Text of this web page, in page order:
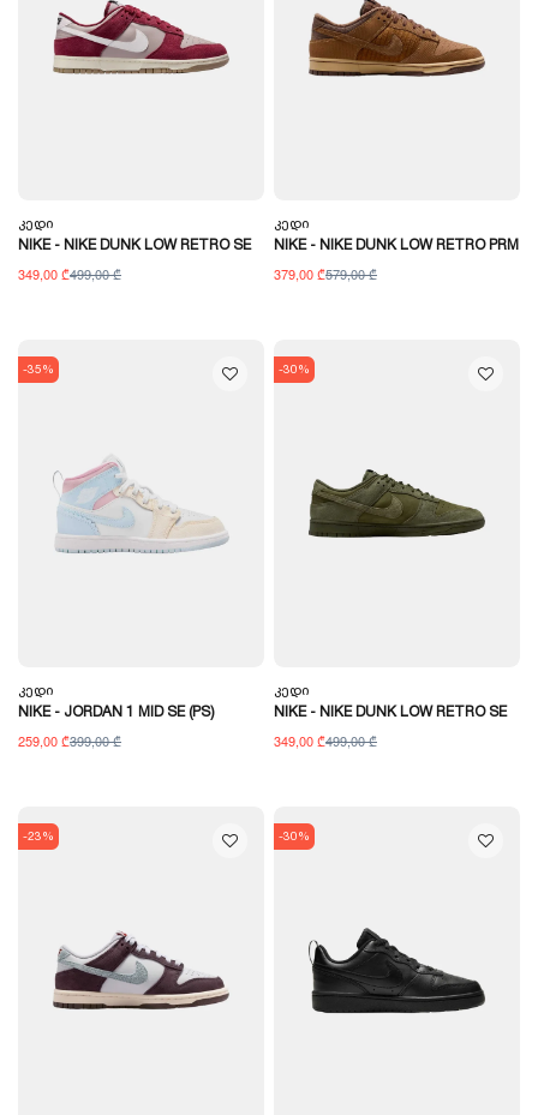
Კედი
NIKE - NIKE DUNK LOW RETRO SE
349,00 ₾499,00 ₾
Კედი
NIKE - NIKE DUNK LOW RETRO PRM
379,00 ₾579,00 ₾
-35%
Კედი
NIKE - JORDAN 1 MID SE (PS)
259,00 ₾399,00 ₾
-30%
Კედი
NIKE - NIKE DUNK LOW RETRO SE
349,00 ₾499,00 ₾
-23% -30%